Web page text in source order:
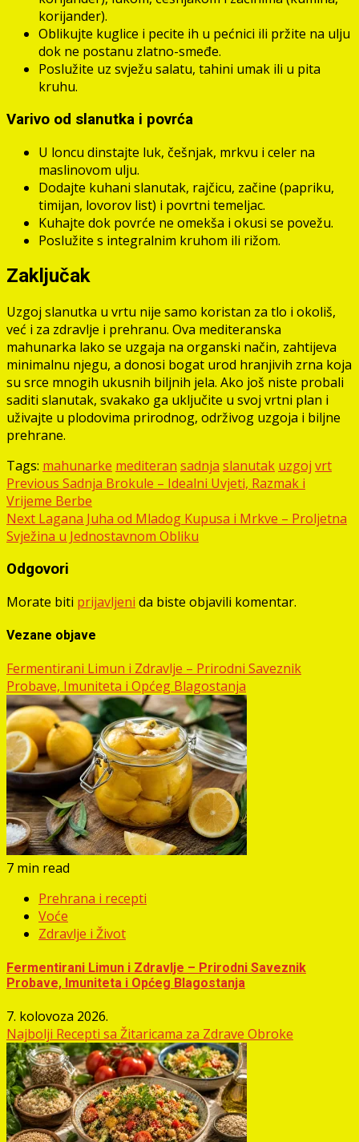
korijander).
Oblikujte kuglice i pecite ih u pećnici ili pržite na ulju
dok ne postanu zlatno-smeđe.
Poslužite uz svježu salatu, tahini umak ili u pita
kruhu.
Varivo od slanutka i povrća
U loncu dinstajte luk, češnjak, mrkvu i celer na
maslinovom ulju.
Dodajte kuhani slanutak, rajčicu, začine (papriku,
timijan, lovorov list) i povrtni temeljac.
Kuhajte dok povrće ne omekša i okusi se povežu.
Poslužite s integralnim kruhom ili rižom.
Zaključak
Uzgoj slanutka u vrtu nije samo koristan za tlo i okoliš,
već i za zdravlje i prehranu. Ova mediteranska
mahunarka lako se uzgaja na organski način, zahtijeva
minimalnu njegu, a donosi bogat urod hranjivih zrna koja
su srce mnogih ukusnih biljnih jela. Ako još niste probali
saditi slanutak, svakako ga uključite u svoj vrtni plan i
uživajte u plodovima prirodnog, održivog uzgoja i biljne
prehrane.
Tags: mahunarke mediteran sadnja slanutak uzgoj vrt
Post
navigation
Previous Sadnja Brokule – Idealni Uvjeti, Razmak i
Vrijeme Berbe
Next Lagana Juha od Mladog Kupusa i Mrkve – Proljetna
Svježina u Jednostavnom Obliku
Odgovori
Morate biti prijavljeni da biste objavili komentar.
Vezane objave
Fermentirani Limun i Zdravlje – Prirodni Saveznik
Probave, Imuniteta i Općeg Blagostanja
7 min read
Prehrana i recepti
Voće
Zdravlje i Život
Fermentirani Limun i Zdravlje – Prirodni Saveznik
Probave, Imuniteta i Općeg Blagostanja
7. kolovoza 2026.
Najbolji Recepti sa Žitaricama za Zdrave Obroke